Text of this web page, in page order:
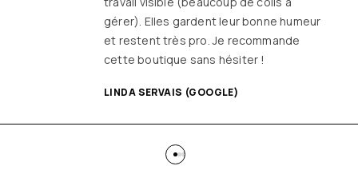
ou quasiment) J’adore y faire un tour et
on ne sort jamais (ou presque) sans rien